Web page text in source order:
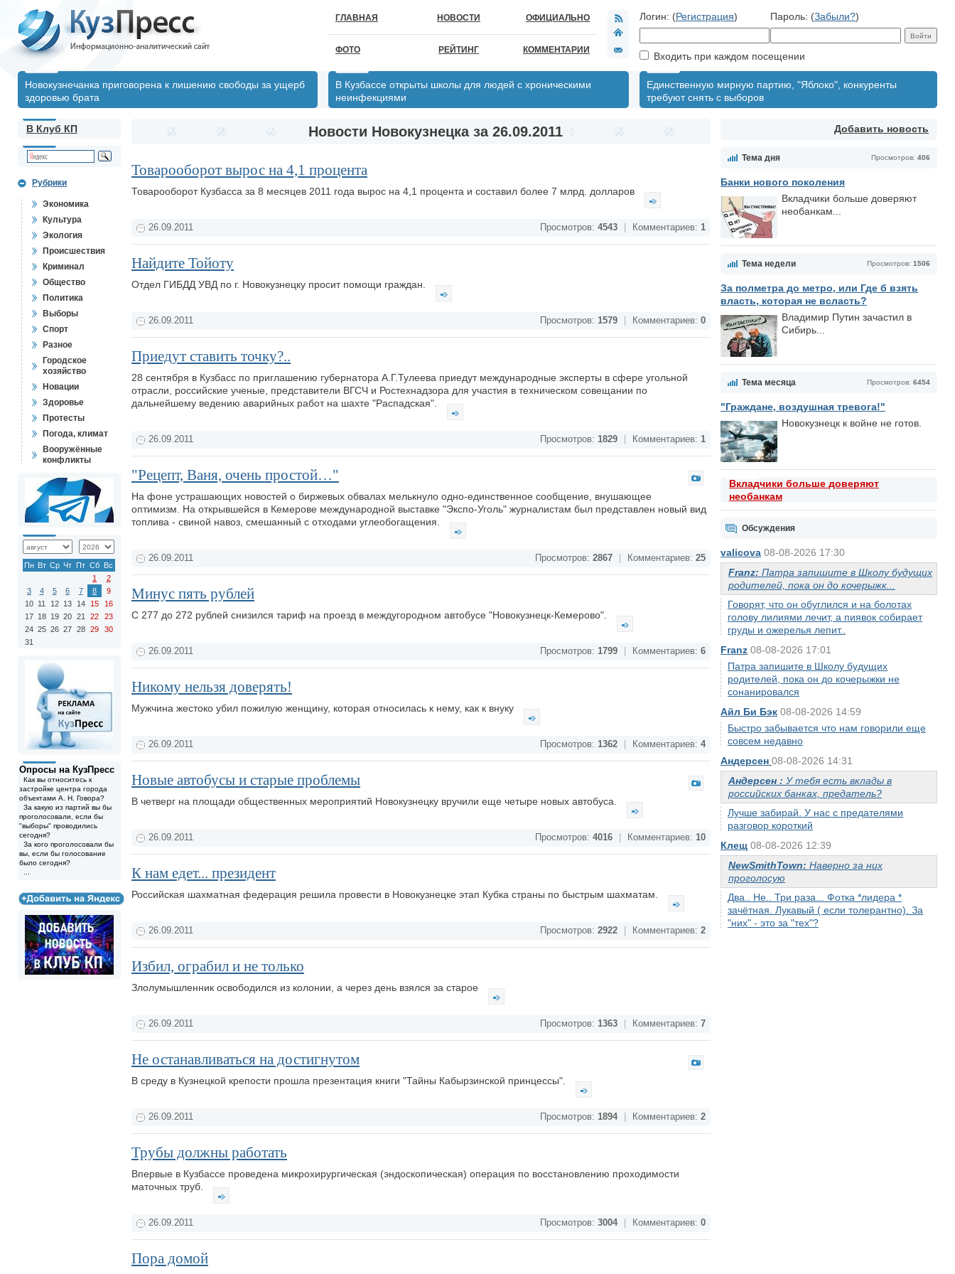
ГЛАВНАЯ НОВОСТИ ОФИЦИАЛЬНО
ФОТО РЕЙТИНГ КОММЕНТАРИИ
Логин: (Регистрация) Пароль: (Забыли?)
Входить при каждом посещении
Новокузнечанка приговорена к лишению свободы за ущерб
здоровью брата
В Кузбассе открыты школы для людей с хроническими
неинфекциями
Единственную мирную партию, "Яблоко", конкуренты
требуют снять с выборов
Добавить новость
Просмотров: 406
Тема дня
Банки нового поколения
Вкладчики больше доверяют
необанкам...
Просмотров: 1506
Тема недели
За полметра до метро, или Где б взять
власть, которая не всласть?
Владимир Путин зачастил в
Сибирь...
Просмотров: 6454
Тема месяца
"Граждане, воздушная тревога!"
Новокузнецк к войне не готов.
Вкладчики больше доверяют
необанкам
Обсуждения
valicova 08-08-2026 17:30
Franz: Патра запишите в Школу будущих
родителей, пока он до кочерыжк...
Говорят, что он обуглился и на болотах
голову лилиями лечит, а пиявок собирает
груды и ожерелья лепит..
Franz 08-08-2026 17:01
Патра запишите в Школу будущих
родителей, пока он до кочерыжки не
сонанировался
Айл Би Бэк 08-08-2026 14:59
Быстро забывается что нам говорили еще
совсем недавно
Андерсен 08-08-2026 14:31
Андерсен : У тебя есть вклады в
российских банках, предатель?
Лучше забирай. У нас с предателями
разговор короткий
Клещ 08-08-2026 12:39
NewSmithTown: Наверно за них
проголосую
Два.. Не.. Три раза... Фотка *лидера *
зачётная. Лукавый ( если толерантно). За
"них" - это за "тех"?
В Клуб КП
Рубрики
Экономика
Культура
Экология
Происшествия
Криминал
Общество
Политика
Выборы
Спорт
Разное
Городское
хозяйство
Новации
Здоровье
Протесты
Погода, климат
Вооружённые
конфликты
Пн Вт Ср Чт Пт Сб Вс
1
2
3
4 5 6 7 8
9
10 11 12 13 14 15
16
17 18 19 20 21 22
23
24 25 26 27 28 29
30
31
Опросы на КузПресс
Как вы относитесь к
застройке центра города
объектами А. Н. Говора?
За какую из партий вы бы
проголосовали, если бы
"выборы" проводились
сегодня?
За кого проголосовали бы
вы, если бы голосование
было сегодня?
Новости Новокузнецка за 26.09.2011
Товарооборот вырос на 4,1 процента
Товарооборот Кузбасса за 8 месяцев 2011 года вырос на 4,1 процента и составил более 7 млрд. долларов
26.09.2011 Просмотров: 4543 Комментариев: 1
Найдите Тойоту
Отдел ГИБДД УВД по г. Новокузнецку просит помощи граждан.
26.09.2011 Просмотров: 1579 Комментариев: 0
Приедут ставить точку?..
28 сентября в Кузбасс по приглашению губернатора А.Г.Тулеева приедут международные эксперты в сфере угольной
отрасли, российские ученые, представители ВГСЧ и Ростехнадзора для участия в техническом совещании по
дальнейшему ведению аварийных работ на шахте "Распадская".
26.09.2011 Просмотров: 1829 Комментариев: 1
"Рецепт, Ваня, очень простой…"
На фоне устрашающих новостей о биржевых обвалах мелькнуло одно-единственное сообщение, внушающее
оптимизм. На открывшейся в Кемерове международной выставке "Экспо-Уголь" журналистам был представлен новый вид
топлива - свиной навоз, смешанный с отходами углеобогащения.
26.09.2011 Просмотров: 2867 Комментариев: 25
Минус пять рублей
С 277 до 272 рублей снизился тариф на проезд в междугородном автобусе "Новокузнецк-Кемерово".
26.09.2011 Просмотров: 1799 Комментариев: 6
Никому нельзя доверять!
Мужчина жестоко убил пожилую женщину, которая относилась к нему, как к внуку
26.09.2011 Просмотров: 1362 Комментариев: 4
Новые автобусы и старые проблемы
В четверг на площади общественных мероприятий Новокузнецку вручили еще четыре новых автобуса.
26.09.2011 Просмотров: 4016 Комментариев: 10
К нам едет... президент
Российская шахматная федерация решила провести в Новокузнецке этап Кубка страны по быстрым шахматам.
26.09.2011 Просмотров: 2922 Комментариев: 2
Избил, ограбил и не только
Злолумышленник освободился из колонии, а через день взялся за старое
26.09.2011 Просмотров: 1363 Комментариев: 7
Не останавливаться на достигнутом
В среду в Кузнецкой крепости прошла презентация книги "Тайны Кабырзинской принцессы".
26.09.2011 Просмотров: 1894 Комментариев: 2
Трубы должны работать
Впервые в Кузбассе проведена микрохирургическая (эндоскопическая) операция по восстановлению проходимости
маточных труб.
26.09.2011 Просмотров: 3004 Комментариев: 0
Пора домой